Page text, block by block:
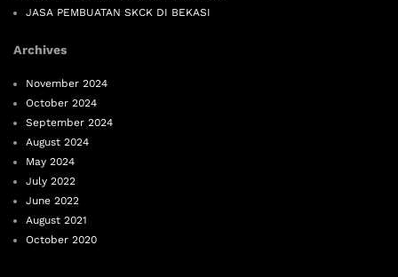
JASA PEMBUATAN SKCK DI BEKASI
Archives
November 2024
October 2024
September 2024
August 2024
May 2024
July 2022
June 2022
August 2021
October 2020